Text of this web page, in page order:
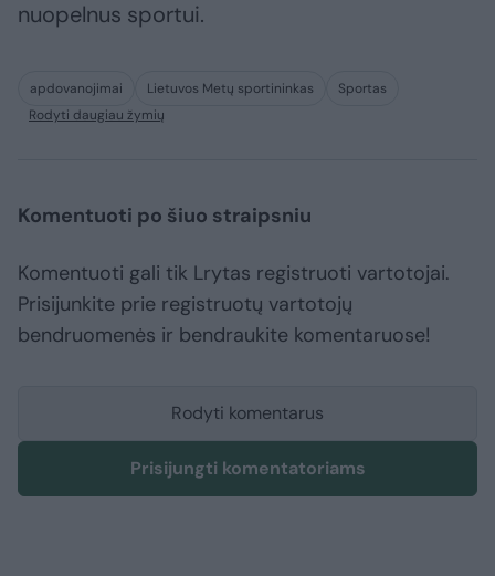
nuopelnus sportui.
apdovanojimai Lietuvos Metų sportininkas
Sportas
Rodyti daugiau žymių
Komentuoti po šiuo straipsniu
Komentuoti gali tik Lrytas registruoti vartotojai.
Prisijunkite prie registruotų vartotojų
bendruomenės ir bendraukite komentaruose!
Rodyti komentarus
Prisijungti komentatoriams